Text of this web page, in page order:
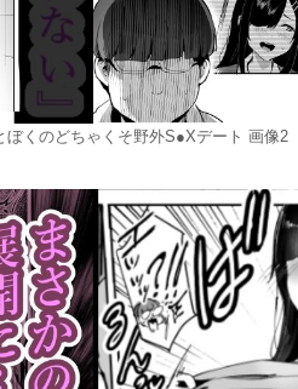
くのどちゃくそ野外S●Xデート 画像2